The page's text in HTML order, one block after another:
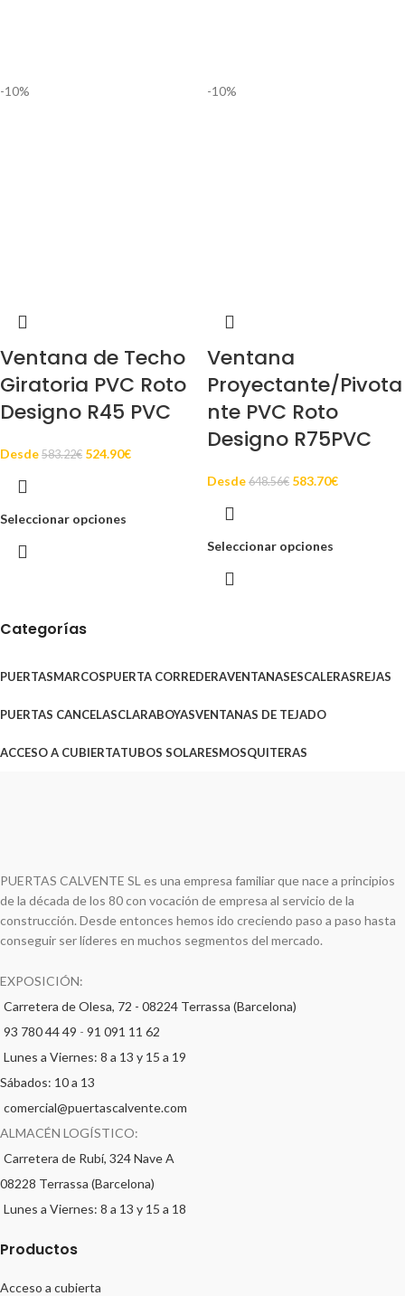
Categorías
PUERTASMARCOSPUERTA CORREDERAVENTANASESCALERASREJAS
PUERTAS CANCELASCLARABOYASVENTANAS DE TEJADO
ACCESO A CUBIERTATUBOS SOLARESMOSQUITERAS
-10%
Ventana de Techo
Giratoria PVC Roto
Designo R45 PVC
Desde 583.22€ 524.90€
Seleccionar opciones
-10%
Ventana
Proyectante/Pivota
nte PVC Roto
Designo R75PVC
Desde 648.56€ 583.70€
Seleccionar opciones
PUERTAS CALVENTE SL es una empresa familiar que nace a principios
de la década de los 80 con vocación de empresa al servicio de la
construcción. Desde entonces hemos ido creciendo paso a paso hasta
conseguir ser líderes en muchos segmentos del mercado.
EXPOSICIÓN:
Carretera de Olesa, 72 - 08224 Terrassa (Barcelona)
93 780 44 49 - 91 091 11 62
Lunes a Viernes: 8 a 13 y 15 a 19
Sábados: 10 a 13
comercial@puertascalvente.com
ALMACÉN LOGÍSTICO:
Carretera de Rubí, 324 Nave A
08228 Terrassa (Barcelona)
Lunes a Viernes: 8 a 13 y 15 a 18
Productos
Acceso a cubierta